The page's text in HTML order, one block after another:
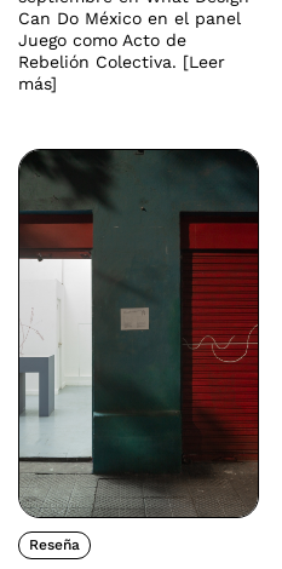
Can Do México en el panel
Juego como Acto de
Rebelión Colectiva. [Leer
más]
Reseña